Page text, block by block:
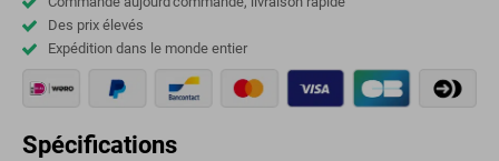
Des prix élevés
Expédition dans le monde entier
Spécifications